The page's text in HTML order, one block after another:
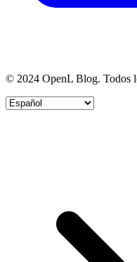
© 2024 OpenL Blog. Todos